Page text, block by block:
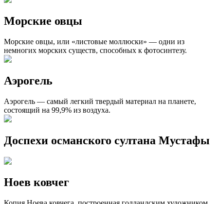
Морские овцы
Морские овцы, или «листовые моллюски» — одни из
немногих морских существ, способных к фотосинтезу.
Аэрогель
Аэрогель — самый легкий твердый материал на планете,
состоящий на 99,9% из воздуха.
Доспехи османского султана Мустафы
Ноев ковчег